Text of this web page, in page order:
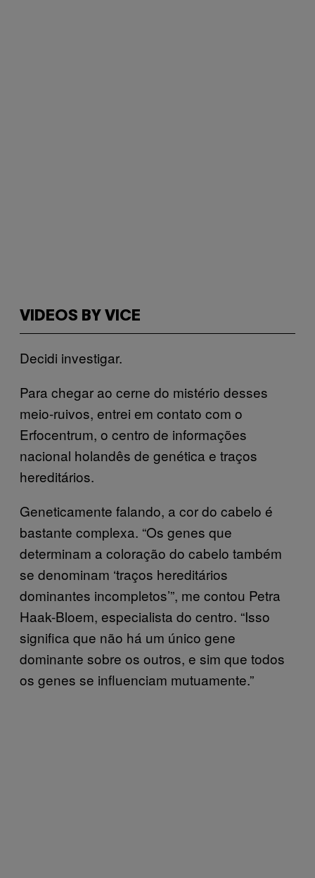
VIDEOS BY VICE
Decidi investigar.
Para chegar ao cerne do mistério desses
meio-ruivos, entrei em contato com o
Erfocentrum, o centro de informações
nacional holandês de genética e traços
hereditários.
Geneticamente falando, a cor do cabelo é
bastante complexa. “Os genes que
determinam a coloração do cabelo também
se denominam ‘traços hereditários
dominantes incompletos’”, me contou Petra
Haak-Bloem, especialista do centro. “Isso
significa que não há um único gene
dominante sobre os outros, e sim que todos
os genes se influenciam mutuamente.”